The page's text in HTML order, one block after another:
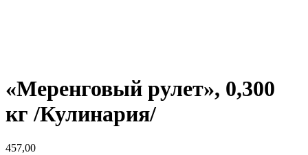
«Меренговый рулет», 0,300
кг /Кулинария/
457,00